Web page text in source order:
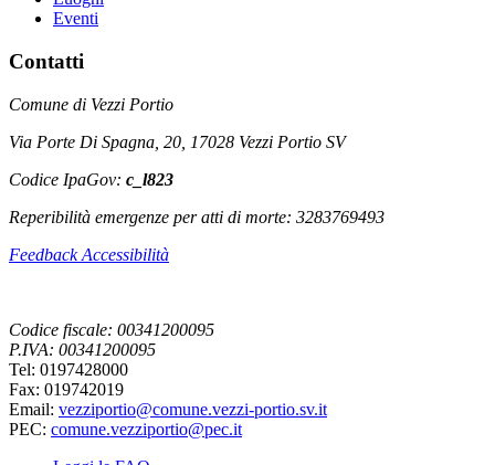
Eventi
Contatti
Comune di Vezzi Portio
Via Porte Di Spagna, 20, 17028 Vezzi Portio SV
Codice IpaGov: c_l823
Reperibilità emergenze per atti di morte: 3283769493
Feedback Accessibilità
Codice fiscale: 00341200095
P.IVA: 00341200095
Tel: 0197428000
Fax: 019742019
Email: vezziportio@comune.vezzi-portio.sv.it
PEC: comune.vezziportio@pec.it